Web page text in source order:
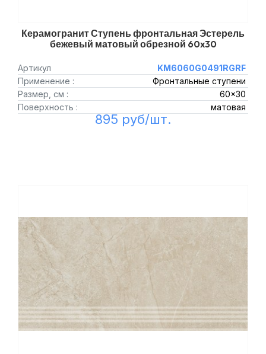
Керамогранит Ступень фронтальная Эстерель
бежевый матовый обрезной 60x30
Артикул
KM6060G0491RGRF
Применение :
Фронтальные ступени
Размер, см :
60x30
Поверхность :
матовая
895 руб/шт.